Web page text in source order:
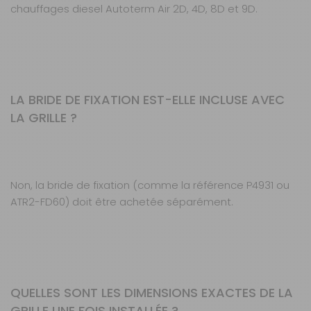
chauffages diesel Autoterm Air 2D, 4D, 8D et 9D.
LA BRIDE DE FIXATION EST-ELLE INCLUSE AVEC
LA GRILLE ?
Non, la bride de fixation (comme la référence P4931 ou
ATR2-FD60) doit être achetée séparément.
QUELLES SONT LES DIMENSIONS EXACTES DE LA